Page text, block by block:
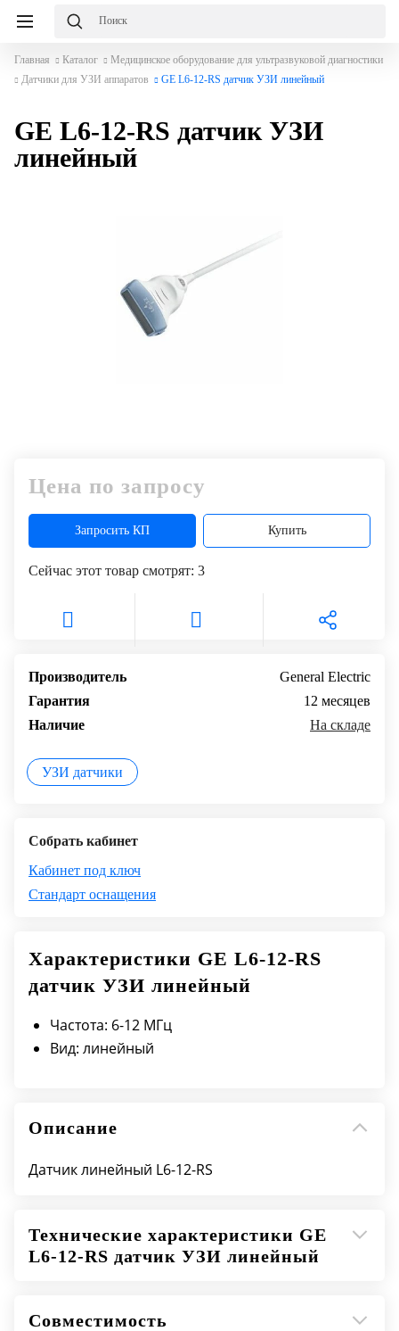
Главная Каталог
Медицинское оборудование для ультразвуковой диагностики
Датчики для УЗИ аппаратов
GE L6-12-RS датчик УЗИ линейный
GE L6-12-RS датчик УЗИ
линейный
Цена по запросу
Запросить КП Купить
Сейчас этот товар смотрят: 3
Производитель
General Electric
Гарантия
12 месяцев
Наличие
На складе
УЗИ датчики
Собрать кабинет
Кабинет под ключ
Стандарт оснащения
Характеристики GE L6-12-RS
датчик УЗИ линейный
Частота: 6-12 МГц
Вид: линейный
Описание
Датчик линейный L6-12-RS
Технические характеристики GE
L6-12-RS датчик УЗИ линейный
Совместимость